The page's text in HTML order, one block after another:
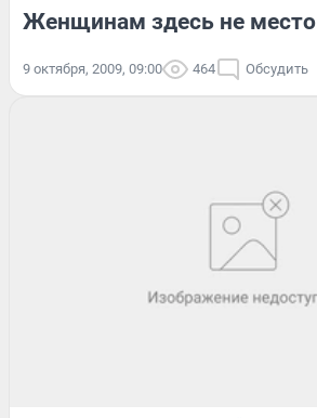
Женщинам здесь не место
9 октября, 2009, 09:00 464 Обсудить